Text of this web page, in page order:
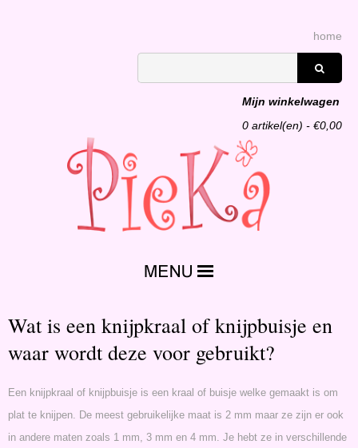
home
Mijn winkelwagen
0 artikel(en) - €0,00
Wat is een knijpkraal of knijpbuisje en
waar wordt deze voor gebruikt?
Een knijpkraal of knijpbuisje is een kraal of buisje welke gemaakt is om
plat te knijpen. De meest gebruikelijke maat is 2 mm maar ze zijn er ook
in andere maten zoals 1 mm, 3 mm en 4 mm. Je hebt ze in verschillende